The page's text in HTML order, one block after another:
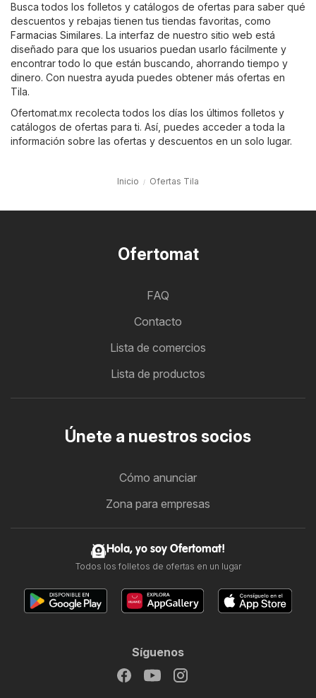
Busca todos los folletos y catálogos de ofertas para saber qué
descuentos y rebajas tienen tus tiendas favoritas, como
Farmacias Similares. La interfaz de nuestro sitio web está
diseñado para que los usuarios puedan usarlo fácilmente y
encontrar todo lo que están buscando, ahorrando tiempo y
dinero. Con nuestra ayuda puedes obtener más ofertas en
Tila.
Ofertomat.mx recolecta todos los días los últimos folletos y
catálogos de ofertas para ti. Así, puedes acceder a toda la
información sobre las ofertas y descuentos en un solo lugar.
Inicio Ofertas Tila
Ofertomat
FAQ
Contacto
Lista de comercios
Lista de productos
Únete a nuestros socios
Cómo anunciar
Zona para empresas
Hola, yo soy Ofertomat!
Todos los folletos de ofertas en un lugar
Síguenos